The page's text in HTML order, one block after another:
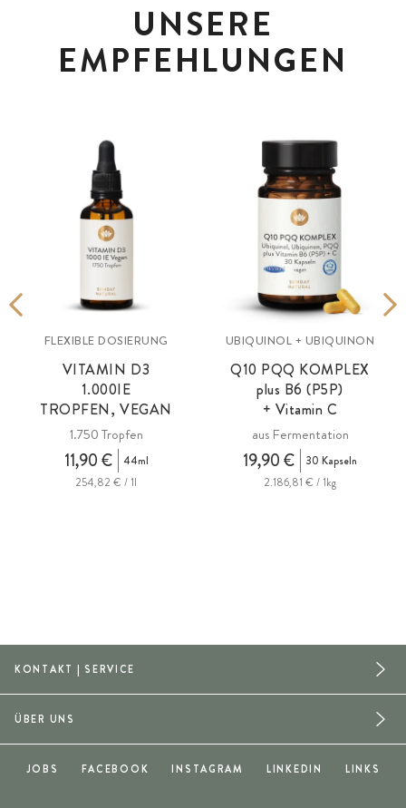
UNSERE
EMPFEHLUNGEN
FLEXIBLE DOSIERUNG
VITAMIN D3
1.000IE
TROPFEN, VEGAN
1.750 Tropfen
11,90 €
44ml
254,82 € / 1l
UBIQUINOL + UBIQUINON
Q10 PQQ KOMPLEX
plus B6 (P5P)
+ Vitamin C
aus Fermentation
19,90 €
30 Kapseln
2.186,81 € / 1kg
KONTAKT | SERVICE
ÜBER UNS
JOBS FACEBOOK INSTAGRAM LINKEDIN LINKS